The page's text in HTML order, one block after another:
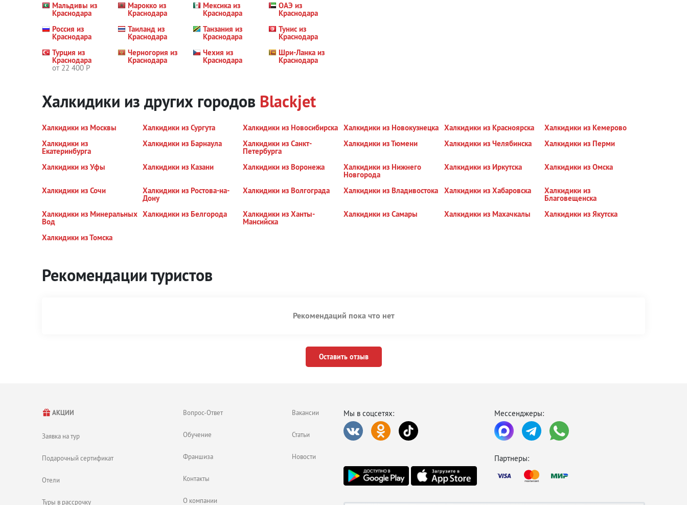
Мальдивы из
Краснодара
Марокко из
Краснодара
Мексика из
Краснодара
ОАЭ из
Краснодара
Россия из
Краснодара
Таиланд из
Краснодара
Танзания из
Краснодара
Тунис из
Краснодара
Турция из
Краснодара
от 22 400 Р
Черногория из
Краснодара
Чехия из
Краснодара
Шри-Ланка из
Краснодара
Халкидики из других городов Blackjet
Халкидики из Москвы Халкидики из Сургута Халкидики из Новосибирска Халкидики из Новокузнецка Халкидики из Красноярска
Халкидики из Кемерово
Халкидики из
Екатеринбурга
Халкидики из Барнаула Халкидики из Санкт-
Петербурга
Халкидики из Тюмени Халкидики из Челябинска Халкидики из Перми
Халкидики из Уфы Халкидики из Казани Халкидики из Воронежа Халкидики из Нижнего
Новгорода
Халкидики из Иркутска Халкидики из Омска
Халкидики из Сочи Халкидики из Ростова-на-
Дону
Халкидики из Волгограда Халкидики из Владивостока Халкидики из Хабаровска Халкидики из
Благовещенска
Халкидики из Минеральных
Вод
Халкидики из Белгорода Халкидики из Ханты-
Мансийска
Халкидики из Самары Халкидики из Махачкалы Халкидики из Якутска
Халкидики из Томска
Рекомендации туристов
Рекомендаций пока что нет
Оставить отзыв
АКЦИИ
Заявка на тур
Подарочный сертификат
Отели
Туры в рассрочку
Вопрос-Ответ
Обучение
Франшиза
Контакты
О компании
Вакансии
Статьи
Новости
Мы в соцсетях: Мессенджеры:
Партнеры: